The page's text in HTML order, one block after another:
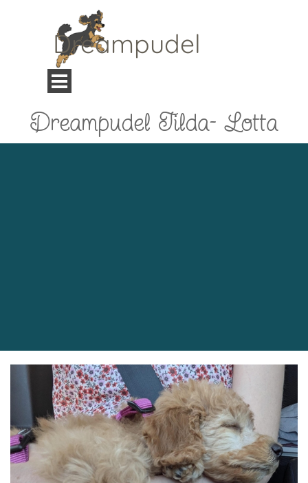
Dreampudel
Menü überspringen
Dreampudel Tilda- Lotta